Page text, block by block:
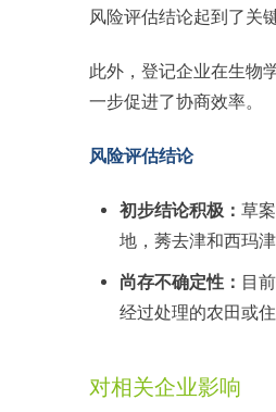
风险评估结论起到了关
此外，登记企业在生物
一步促进了协商效率。
风险评估结论
初步结论积极： 草
地，莠去津和西玛
尚存不确定性： 目
经过处理的农田或
对相关企业影响